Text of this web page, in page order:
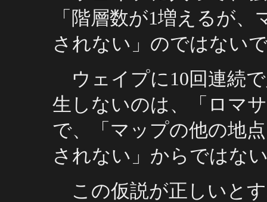
「階層数が1増えるが
されない」のではない
ウェイプに10回連続
生しないのは、「ロマ
で、「マップの他の地
されない」からではな
この仮説が正しいと